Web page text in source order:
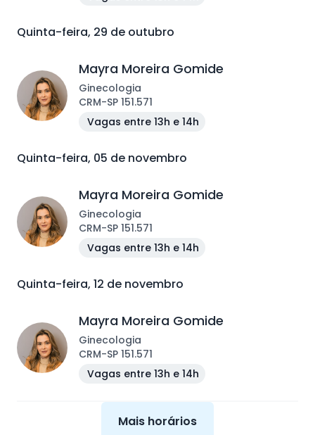
Quinta-feira, 29 de outubro
Mayra Moreira Gomide
Ginecologia
CRM-SP 151.571
Vagas entre 13h e 14h
Quinta-feira, 05 de novembro
Mayra Moreira Gomide
Ginecologia
CRM-SP 151.571
Vagas entre 13h e 14h
Quinta-feira, 12 de novembro
Mayra Moreira Gomide
Ginecologia
CRM-SP 151.571
Vagas entre 13h e 14h
Mais horários